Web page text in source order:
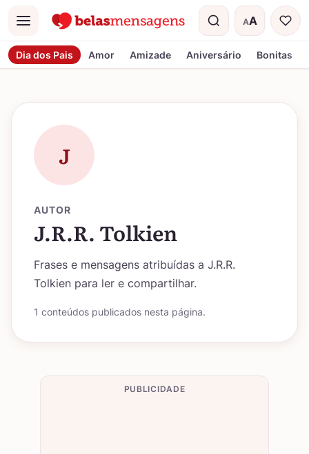
Menu AA
Tamanho do
Dia dos Pais Amor Amizade Aniversário Bonitas
J
AUTOR
J.R.R. Tolkien
Frases e mensagens atribuídas a J.R.R.
Tolkien para ler e compartilhar.
1 conteúdos publicados nesta página.
PUBLICIDADE